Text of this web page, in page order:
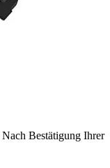
Nach Bestätigung Ihrer